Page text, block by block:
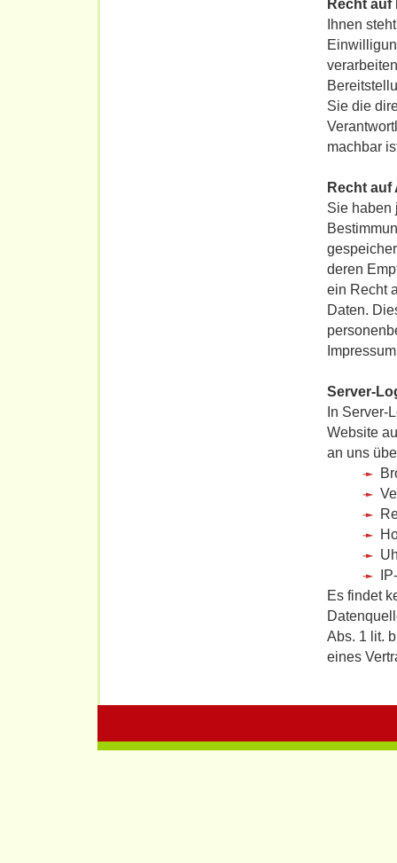
Recht
Ihnen
Sie die
machbar
Recht
Sie haben
deren
ein Recht
Daten.
Server-
In Server-
Website
an uns
Es findet
Abs. 1 lit.
eines